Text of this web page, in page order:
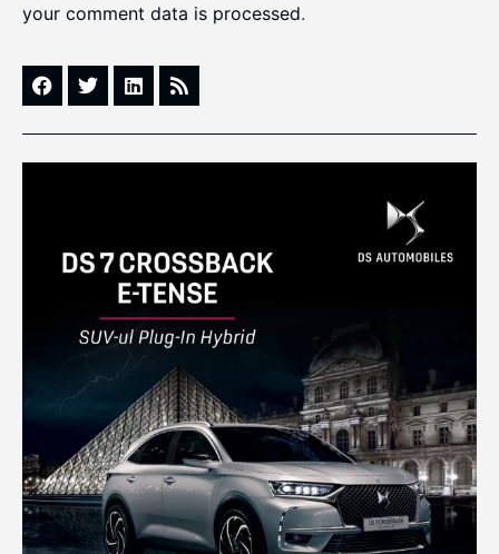
your comment data is processed.